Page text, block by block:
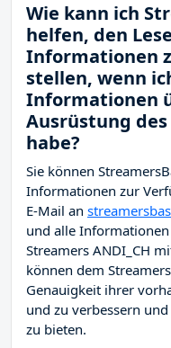
Wie kann ich
helfen, den
Informationen
stellen, wenn
Informationen
Ausrüstung des
habe?
Sie können
Informationen zur
E-Mail an
und alle
Streamers ANDI_CH
können dem
Genauigkeit ihrer
und zu verbessern
zu bieten.